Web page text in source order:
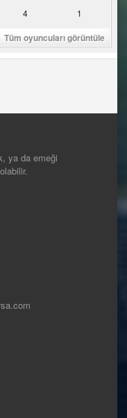
4 1
Tüm oyuncuları görüntüle
ya da emeği